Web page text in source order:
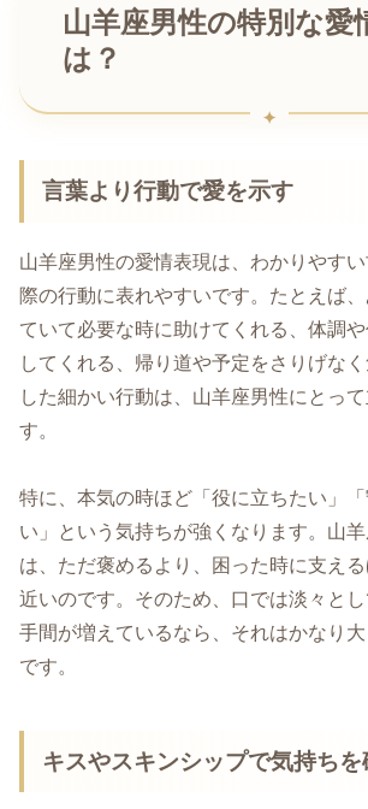
山羊座男性の特別な愛
は？
言葉より行動で愛を示す
山羊座男性の愛情表現は、わかりやす
際の行動に表れやすいです。たとえば
ていて必要な時に助けてくれる、体調
してくれる、帰り道や予定をさりげな
した細かい行動は、山羊座男性にとっ
す。
特に、本気の時ほど「役に立ちたい」
い」という気持ちが強くなります。山
は、ただ褒めるより、困った時に支え
近いのです。そのため、口では淡々と
手間が増えているなら、それはかなり
です。
キスやスキンシップで気持ちを